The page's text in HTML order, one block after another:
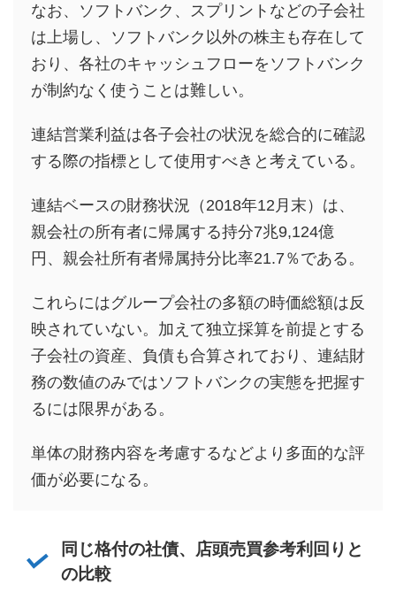
なお、ソフトバンク、スプリントなどの子会社
は上場し、ソフトバンク以外の株主も存在して
おり、各社のキャッシュフローをソフトバンク
が制約なく使うことは難しい。
連結営業利益は各子会社の状況を総合的に確認
する際の指標として使用すべきと考えている。
連結ベースの財務状況（2018年12月末）は、
親会社の所有者に帰属する持分7兆9,124億
円、親会社所有者帰属持分比率21.7％である。
これらにはグループ会社の多額の時価総額は反
映されていない。加えて独立採算を前提とする
子会社の資産、負債も合算されており、連結財
務の数値のみではソフトバンクの実態を把握す
るには限界がある。
単体の財務内容を考慮するなどより多面的な評
価が必要になる。
同じ格付の社債、店頭売買参考利回りと
の比較